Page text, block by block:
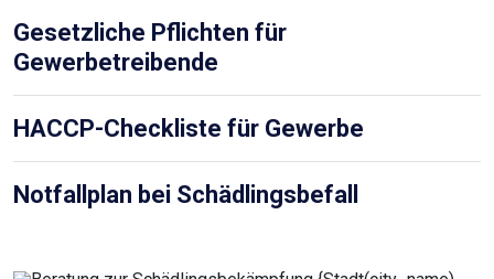
Gesetzliche Pflichten für
Gewerbetreibende
HACCP-Checkliste für Gewerbe
Notfallplan bei Schädlingsbefall